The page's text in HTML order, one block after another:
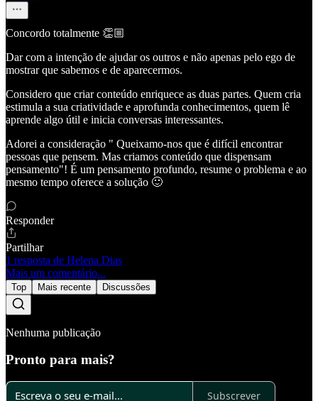
Concordo totalmente 👏🏼
Dar com a intenção de ajudar os outros e não apenas pelo ego de
mostrar que sabemos e de aparecermos.
Considero que criar conteúdo enriquece as duas partes. Quem cria
estimula a sua criatividade e aprofunda conhecimentos, quem lê
aprende algo útil e inicia conversas interessantes.
Adorei a consideração " Queixamo-nos que é difícil encontrar
pessoas que pensem. Mas criamos conteúdo que dispensam
pensamento"! É um pensamento profundo, resume o problema e ao
mesmo tempo oferece a solução 🙂
Responder
Partilhar
1 resposta de Helena Dias
Mais um comentário...
Top Mais recente Discussões
Nenhuma publicação
Pronto para mais?
Subscrever